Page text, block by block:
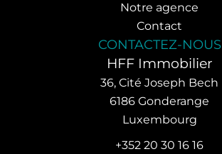
Notre agence
Contact
CONTACTEZ-NOUS
HFF Immobilier
36, Cité Joseph Bech
6186 Gonderange
Luxembourg
+352 20 30 16 16